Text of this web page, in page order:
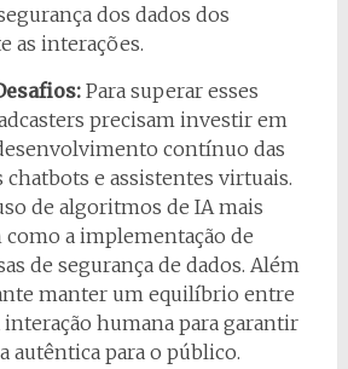
dos dados dos
as interações.
Para superar esses
precisam investir em
contínuo das
chatbots e assistentes virtuais.
de algoritmos de IA mais
como a implementação de
de segurança de dados. Além
manter um equilíbrio entre
interação humana para garantir
autêntica para o público.